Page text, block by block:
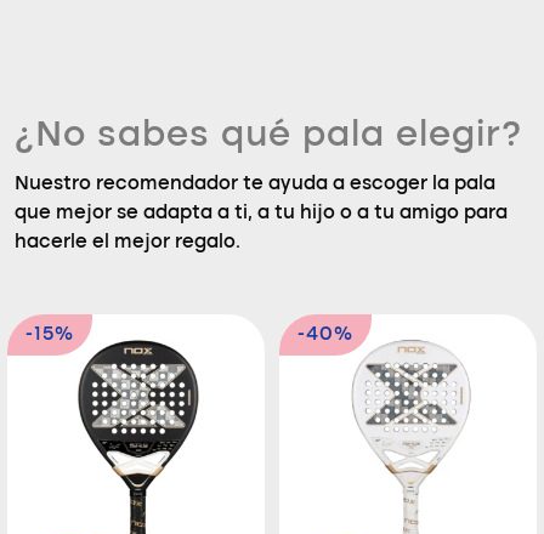
¿No sabes qué pala elegir?
Nuestro recomendador te ayuda a escoger la pala
que mejor se adapta a ti, a tu hijo o a tu amigo para
hacerle el mejor regalo.
-15% -40%